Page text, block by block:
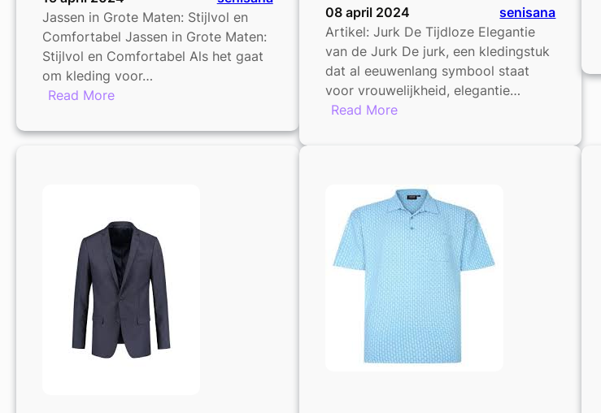
Jassen in Grote Maten: Stijlvol en
Comfortabel Jassen in Grote Maten:
Stijlvol en Comfortabel Als het gaat
om kleding voor…
Read More:
Jassen
Elke
Gelegenheid
de
Perfecte
Keuze
08 april 2024
senisana
Artikel: Jurk De Tijdloze Elegantie
van de Jurk De jurk, een kledingstuk
dat al eeuwenlang symbool staat
voor vrouwelijkheid, elegantie…
Read More:
van
de
Jurk:
Een
Symbool
van
Vrouwelijkheid
en
Stijl